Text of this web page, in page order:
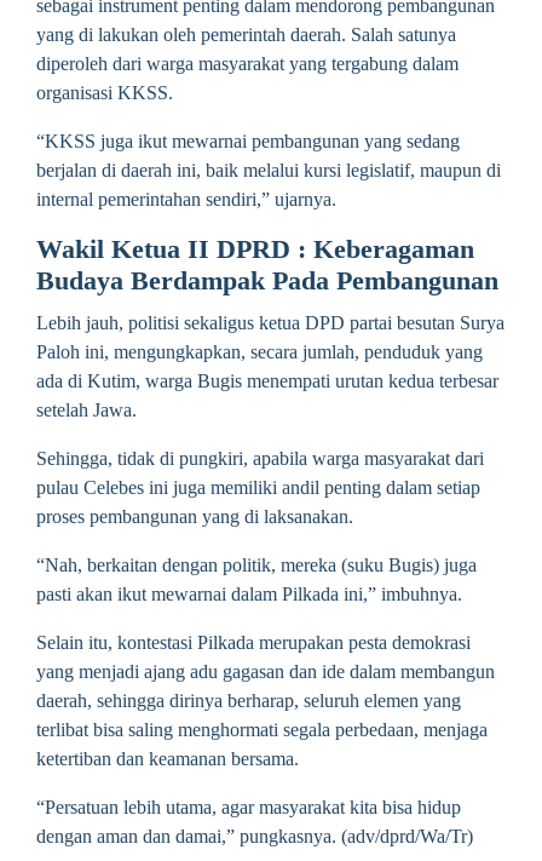
sebagai instrument penting dalam mendorong pembangunan
yang di lakukan oleh pemerintah daerah. Salah satunya
diperoleh dari warga masyarakat yang tergabung dalam
organisasi KKSS.
“KKSS juga ikut mewarnai pembangunan yang sedang
berjalan di daerah ini, baik melalui kursi legislatif, maupun di
internal pemerintahan sendiri,” ujarnya.
Wakil Ketua II DPRD : Keberagaman
Budaya Berdampak Pada Pembangunan
Lebih jauh, politisi sekaligus ketua DPD partai besutan Surya
Paloh ini, mengungkapkan, secara jumlah, penduduk yang
ada di Kutim, warga Bugis menempati urutan kedua terbesar
setelah Jawa.
Sehingga, tidak di pungkiri, apabila warga masyarakat dari
pulau Celebes ini juga memiliki andil penting dalam setiap
proses pembangunan yang di laksanakan.
“Nah, berkaitan dengan politik, mereka (suku Bugis) juga
pasti akan ikut mewarnai dalam Pilkada ini,” imbuhnya.
Selain itu, kontestasi Pilkada merupakan pesta demokrasi
yang menjadi ajang adu gagasan dan ide dalam membangun
daerah, sehingga dirinya berharap, seluruh elemen yang
terlibat bisa saling menghormati segala perbedaan, menjaga
ketertiban dan keamanan bersama.
“Persatuan lebih utama, agar masyarakat kita bisa hidup
dengan aman dan damai,” pungkasnya. (adv/dprd/Wa/Tr)